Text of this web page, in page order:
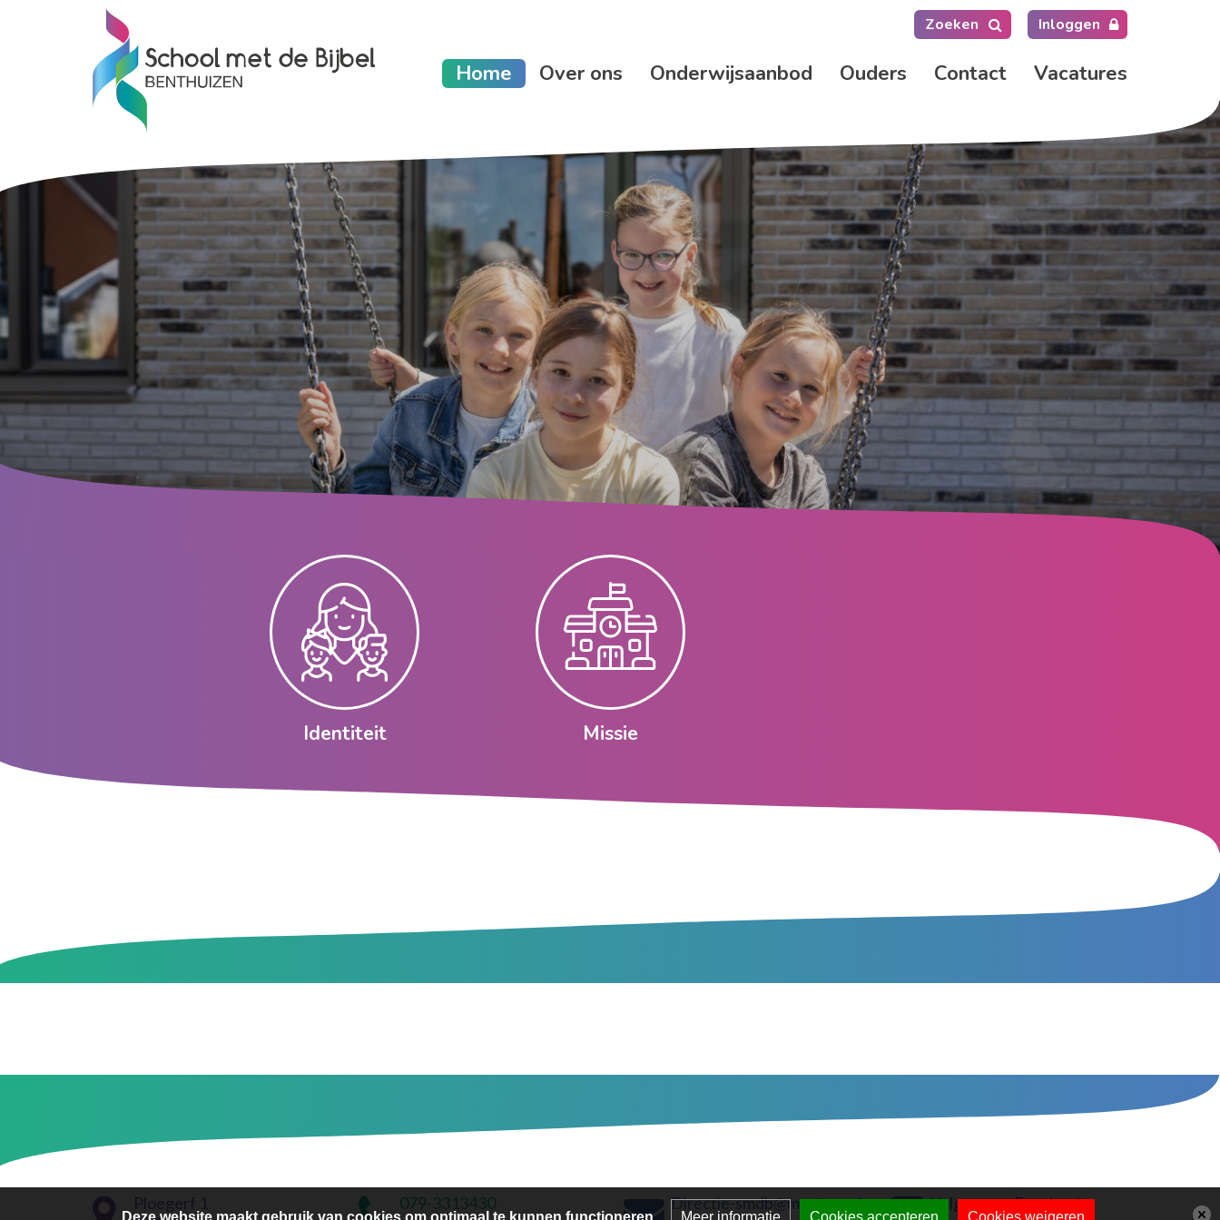
Zoeken Inloggen
Home Over ons Onderwijsaanbod Ouders Contact Vacatures
Identiteit Missie
Ploegerf 1
079-3313430 Directie-smdb@mantum.nl Volg ons op Facebook
Deze website maakt gebruik van cookies om optimaal te kunnen functioneren. Meer informatie Cookies accepteren Cookies weigeren